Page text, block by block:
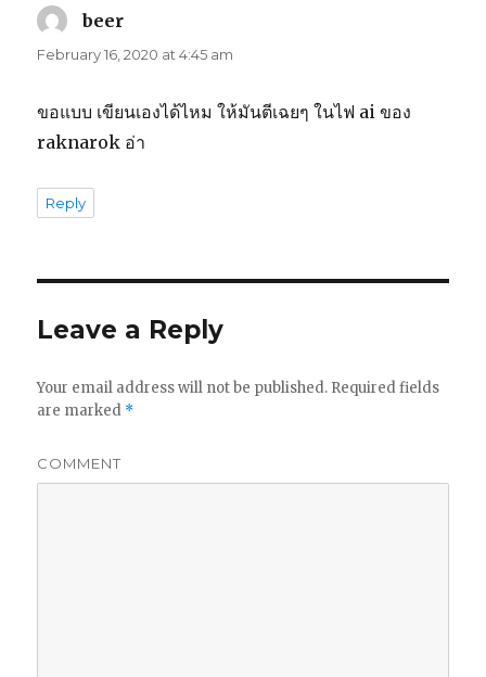
beer
February 16, 2020 at 4:45 am
ขอแบบ เขียนเองได้ไหม ให้มันตีเฉยๆ ในไฟ ai ของ
raknarok อ่า
Reply
Leave a Reply
Your email address will not be published. Required fields
are marked *
COMMENT